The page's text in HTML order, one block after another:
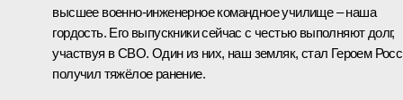
высшее военно-инженерное командное училище – наша
гордость. Его выпускники сейчас с честью выполняют долг,
участвуя в СВО. Один из них, наш земляк, стал Героем
получил тяжёлое ранение.